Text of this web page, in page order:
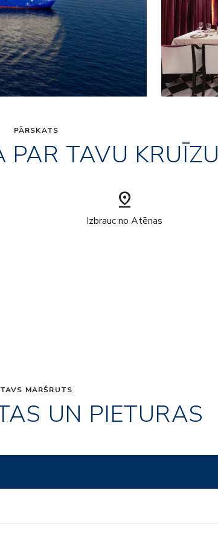
PĀRSKATS
PAR TAVU KRUĪZU
pin_drop
Izbrauc no Atēnas
TAVS MARŠRUTS
UN PIETURAS